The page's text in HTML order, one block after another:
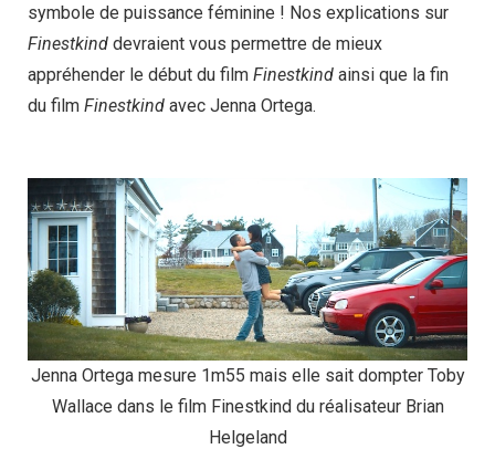
symbole de puissance féminine ! Nos explications sur
Finestkind devraient vous permettre de mieux
appréhender le début du film Finestkind ainsi que la fin
du film Finestkind avec Jenna Ortega.
Jenna Ortega mesure 1m55 mais elle sait dompter Toby
Wallace dans le film Finestkind du réalisateur Brian
Helgeland